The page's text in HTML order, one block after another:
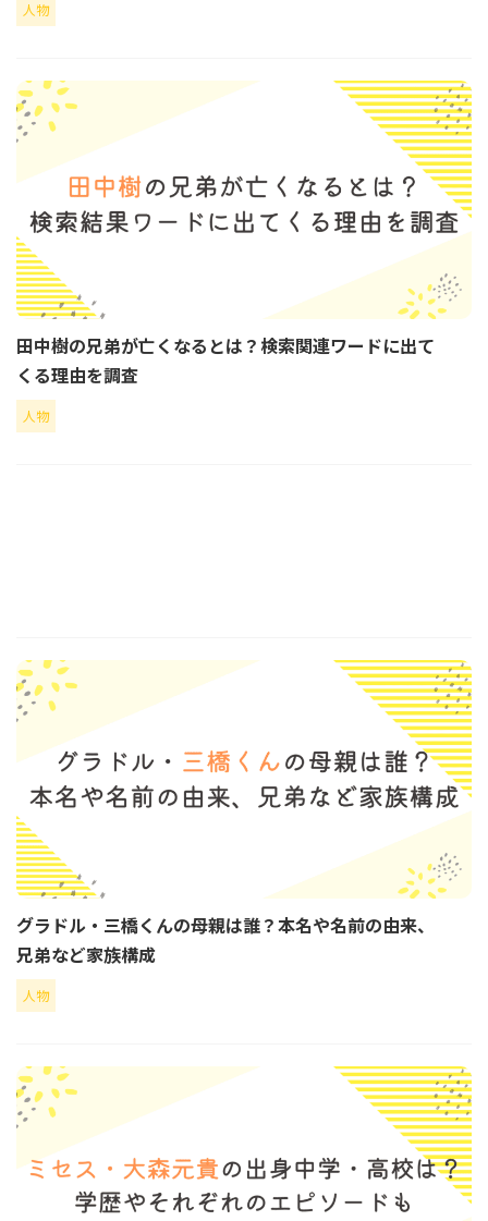
人物
田中樹の兄弟が亡くなるとは？検索関連ワードに出て
くる理由を調査
人物
グラドル・三橋くんの母親は誰？本名や名前の由来、
兄弟など家族構成
人物